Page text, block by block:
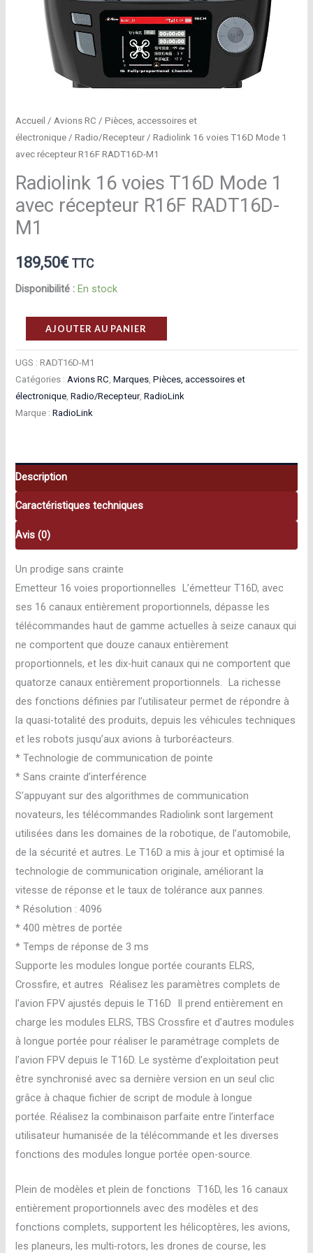
Accueil / Avions RC /Pièces, accessoires et
électronique /Radio/Recepteur/ Radiolink 16 voies T16D Mode 1
avec récepteur R16F RADT16D-M1
Radiolink 16 voies T16D Mode 1
avec récepteur R16F RADT16D-
M1
189,50€ TTC
Disponibilité : En stock
quantité
de
Radiolink
16
voies
T16D
avec
récepteur
RADT16D-
M1
AJOUTER AU PANIER
UGS :RADT16D-M1
Catégories :Avions RC,Marques,Pièces, accessoires et
électronique,Radio/Recepteur,RadioLink
Marque :RadioLink
Description
Caractéristiques techniques
Avis (0)
Un prodige sans crainte
Emetteur 16 voies proportionnelles L’émetteur T16D, avec
ses 16 canaux entièrement proportionnels, dépasse les
télécommandes haut de gamme actuelles à seize canaux qui
ne comportent que douze canaux entièrement
proportionnels, et les dix-huit canaux qui ne comportent que
quatorze canaux entièrement proportionnels. La richesse
des fonctions définies par l’utilisateur permet de répondre à
la quasi-totalité des produits, depuis les véhicules techniques
et les robots jusqu’aux avions à turboréacteurs.
* Technologie de communication de pointe
* Sans crainte d’interférence
S’appuyant sur des algorithmes de communication
novateurs, les télécommandes Radiolink sont largement
utilisées dans les domaines de la robotique, de l’automobile,
de la sécurité et autres. Le T16D a mis à jour et optimisé la
technologie de communication originale, améliorant la
vitesse de réponse et le taux de tolérance aux pannes.
* Résolution : 4096
* 400 mètres de portée
* Temps de réponse de 3 ms
Supporte les modules longue portée courants ELRS,
Crossfire, et autres Réalisez les paramètres complets de
l’avion FPV ajustés depuis le T16D Il prend entièrement en
charge les modules ELRS, TBS Crossfire et d’autres modules
à longue portée pour réaliser le paramétrage complets de
l’avion FPV depuis le T16D. Le système d’exploitation peut
être synchronisé avec sa dernière version en un seul clic
grâce à chaque fichier de script de module à longue
portée. Réalisez la combinaison parfaite entre l’interface
utilisateur humanisée de la télécommande et les diverses
fonctions des modules longue portée open-source.
Plein de modèles et plein de fonctions T16D, les 16 canaux
entièrement proportionnels avec des modèles et des
fonctions complets, supportent les hélicoptères, les avions,
les planeurs, les multi-rotors, les drones de course, les